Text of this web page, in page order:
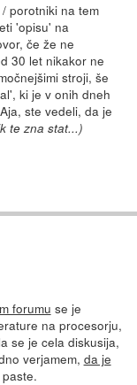
porotniki na tem
'opisu' na
če že ne
30 let nikakor ne
stroji, še
ki je v onih dneh
ste vedeli, da je
te zna stat...)
forumu se je
na procesorju,
se je cela diskusija,
verjamem, da je